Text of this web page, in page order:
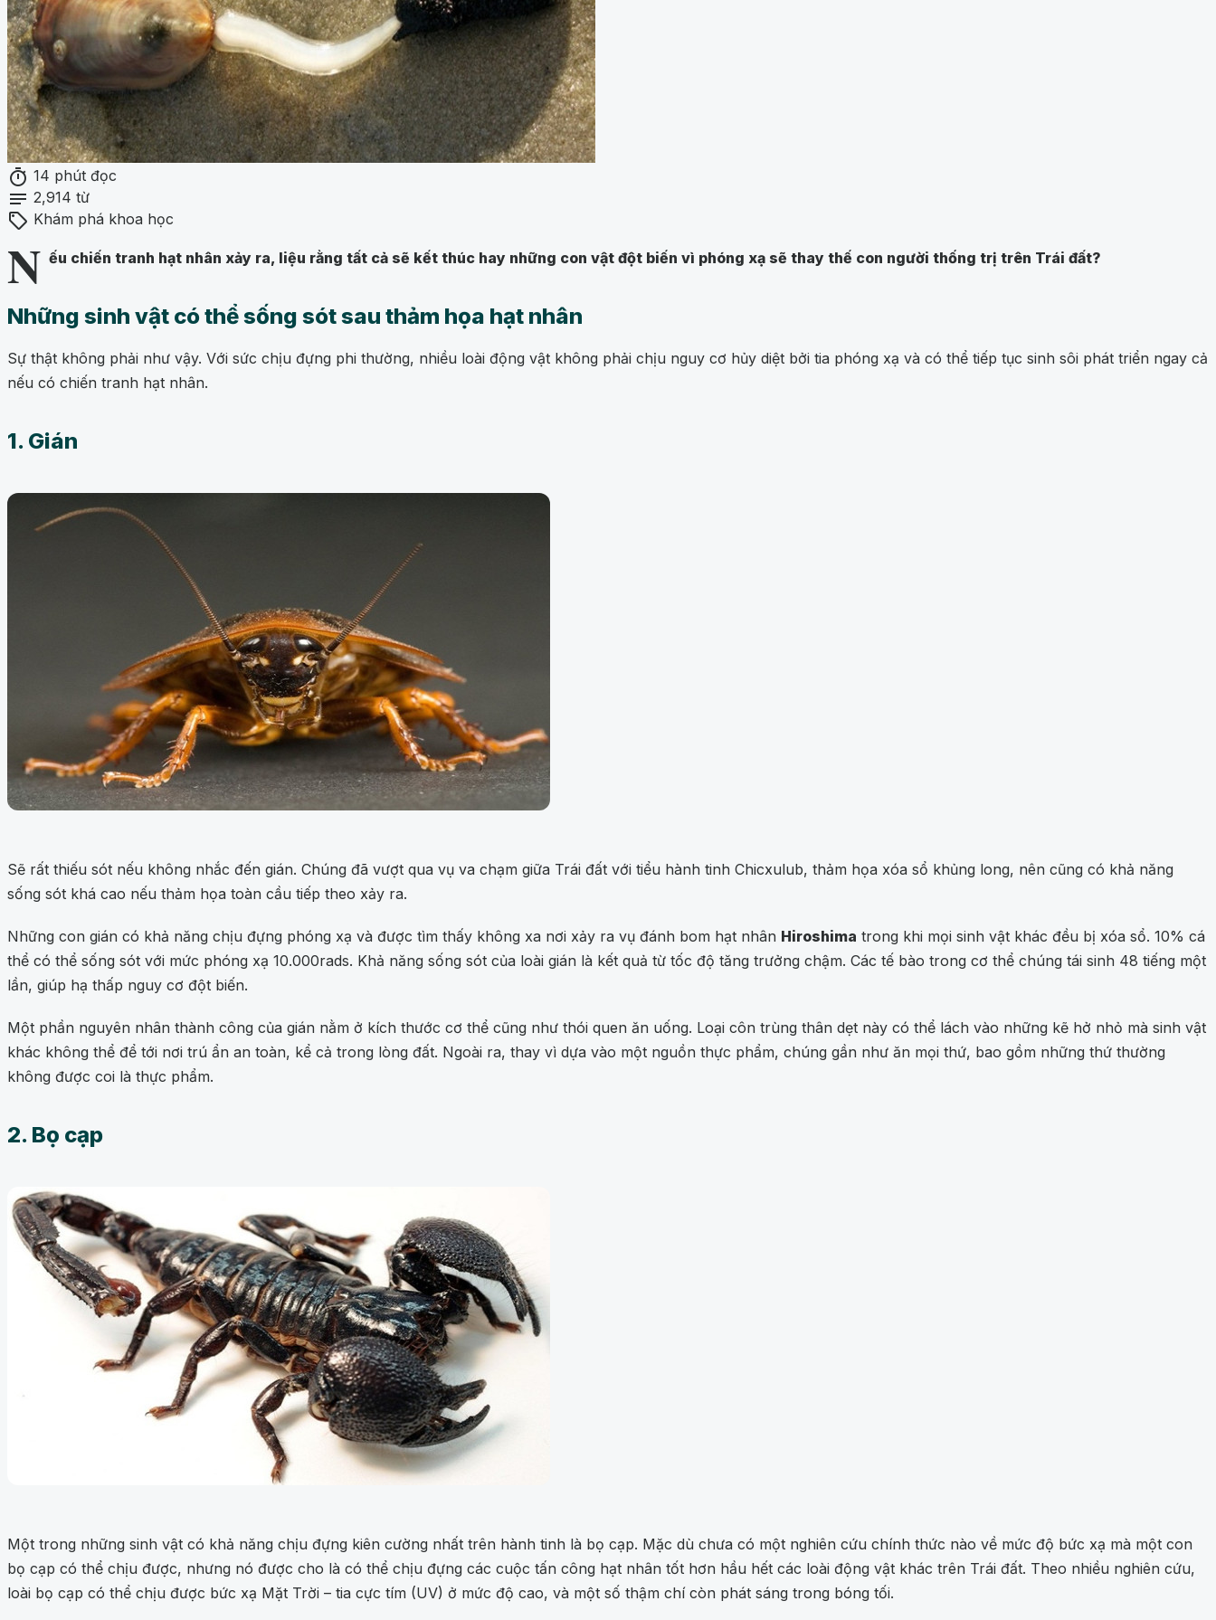
timer 14 phút đọc
notes 2,914 từ
sell Khám phá khoa học
N ếu chiến tranh hạt nhân xảy ra, liệu rằng tất cả sẽ kết thúc hay những con vật đột biến vì phóng xạ sẽ thay thế con người thống trị trên Trái đất?
Những sinh vật có thể sống sót sau thảm họa hạt nhân
Sự thật không phải như vậy. Với sức chịu đựng phi thường, nhiều loài động vật không phải chịu nguy cơ hủy diệt bởi tia phóng xạ và có thể tiếp tục sinh sôi phát triển ngay cả
nếu có chiến tranh hạt nhân.
1. Gián
Sẽ rất thiếu sót nếu không nhắc đến gián. Chúng đã vượt qua vụ va chạm giữa Trái đất với tiểu hành tinh Chicxulub, thảm họa xóa sổ khủng long, nên cũng có khả năng
sống sót khá cao nếu thảm họa toàn cầu tiếp theo xảy ra.
Những con gián có khả năng chịu đựng phóng xạ và được tìm thấy không xa nơi xảy ra vụ đánh bom hạt nhân Hiroshima trong khi mọi sinh vật khác đều bị xóa sổ. 10% cá
thể có thể sống sót với mức phóng xạ 10.000rads. Khả năng sống sót của loài gián là kết quả từ tốc độ tăng trưởng chậm. Các tế bào trong cơ thể chúng tái sinh 48 tiếng một
lần, giúp hạ thấp nguy cơ đột biến.
Một phần nguyên nhân thành công của gián nằm ở kích thước cơ thể cũng như thói quen ăn uống. Loại côn trùng thân dẹt này có thể lách vào những kẽ hở nhỏ mà sinh vật
khác không thể để tới nơi trú ẩn an toàn, kể cả trong lòng đất. Ngoài ra, thay vì dựa vào một nguồn thực phẩm, chúng gần như ăn mọi thứ, bao gồm những thứ thường
không được coi là thực phẩm.
2. Bọ cạp
Một trong những sinh vật có khả năng chịu đựng kiên cường nhất trên hành tinh là bọ cạp. Mặc dù chưa có một nghiên cứu chính thức nào về mức độ bức xạ mà một con
bọ cạp có thể chịu được, nhưng nó được cho là có thể chịu đựng các cuộc tấn công hạt nhân tốt hơn hầu hết các loài động vật khác trên Trái đất. Theo nhiều nghiên cứu,
loài bọ cạp có thể chịu được bức xạ Mặt Trời – tia cực tím (UV) ở mức độ cao, và một số thậm chí còn phát sáng trong bóng tối.